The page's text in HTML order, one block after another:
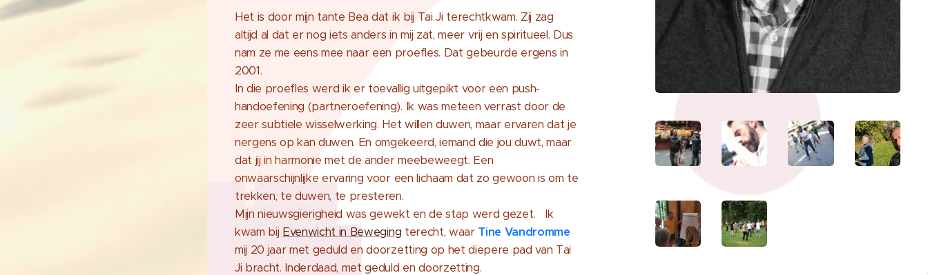
Het is door mijn tante Bea dat ik bij Tai Ji terechtkwam. Zij zag
altijd al dat er nog iets anders in mij zat, meer vrij en spiritueel. Dus
nam ze me eens mee naar een proefles. Dat gebeurde ergens in
2001.
In die proefles werd ik er toevallig uitgepikt voor een push-
handoefening (partneroefening). Ik was meteen verrast door de
zeer subtiele wisselwerking. Het willen duwen, maar ervaren dat je
nergens op kan duwen. En omgekeerd, iemand die jou duwt, maar
dat jij in harmonie met de ander meebeweegt. Een
onwaarschijnlijke ervaring voor een lichaam dat zo gewoon is om te
trekken, te duwen, te presteren.
Mijn nieuwsgierigheid was gewekt en de stap werd gezet. Ik
kwam bij Evenwicht in Beweging terecht, waar Tine Vandromme
mij 20 jaar met geduld en doorzetting op het diepere pad van Tai
Ji bracht. Inderdaad, met geduld en doorzetting.